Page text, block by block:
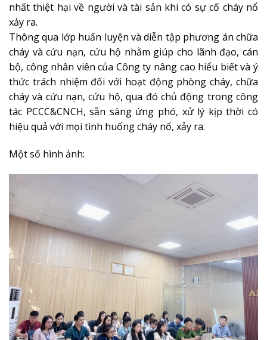
nhất thiệt hại về người và tài sản khi có sự cố cháy nổ
xảy ra.
Thông qua lớp huấn luyện và diễn tập phương án chữa
cháy và cứu nạn, cứu hộ nhằm giúp cho lãnh đạo, cán
bộ, công nhân viên của Công ty nâng cao hiểu biết và ý
thức trách nhiệm đối với hoạt động phòng cháy, chữa
cháy và cứu nạn, cứu hộ, qua đó chủ động trong công
tác PCCC&CNCH, sẵn sàng ứng phó, xử lý kịp thời có
hiệu quả với mọi tình huống cháy nổ, xảy ra.
Một số hình ảnh: